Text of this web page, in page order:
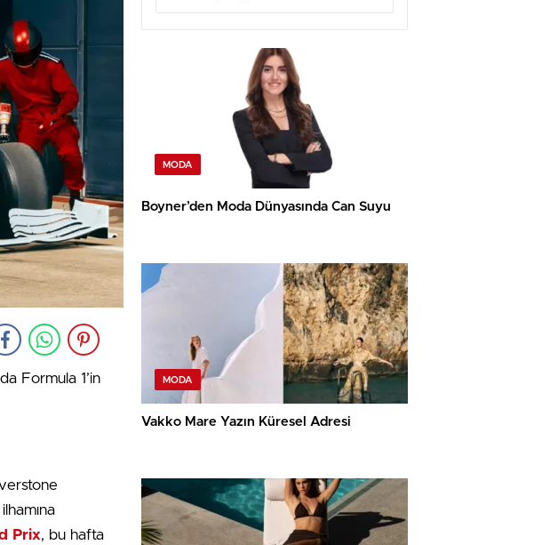
Formula 1’in
Prix, bu hafta
MODA
Boyner’den Moda Dünyasında Can Suyu
MODA
Vakko Mare Yazın Küresel Adresi